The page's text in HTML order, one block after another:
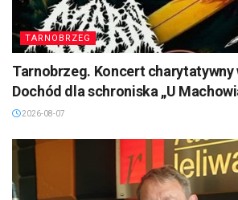
TARNOBRZEG
Tarnobrzeg. Koncert charytatywny
Dochód dla schroniska „U
2026-08-07